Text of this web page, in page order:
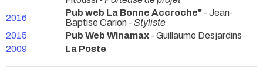
2016
Pub web La Bonne Accroche" - Jean-
Baptise Carion - Styliste
2015
Pub Web Winamax - Guillaume Desjardins
2009
La Poste